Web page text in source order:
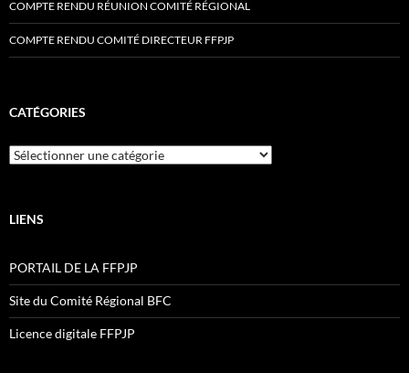
COMPTE RENDU RÉUNION COMITÉ RÉGIONAL
COMPTE RENDU COMITÉ DIRECTEUR FFPJP
CATÉGORIES
Catégories
LIENS
PORTAIL DE LA FFPJP
Site du Comité Régional BFC
Licence digitale FFPJP